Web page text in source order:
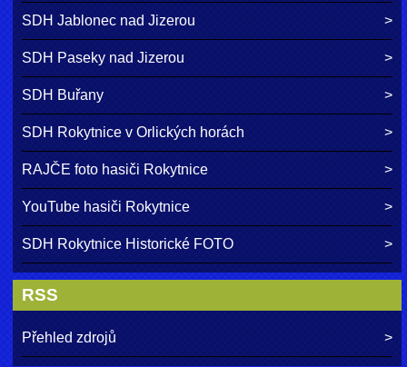
SDH Jablonec nad Jizerou
SDH Paseky nad Jizerou
SDH Buřany
SDH Rokytnice v Orlických horách
RAJČE foto hasiči Rokytnice
YouTube hasiči Rokytnice
SDH Rokytnice Historické FOTO
RSS
Přehled zdrojů